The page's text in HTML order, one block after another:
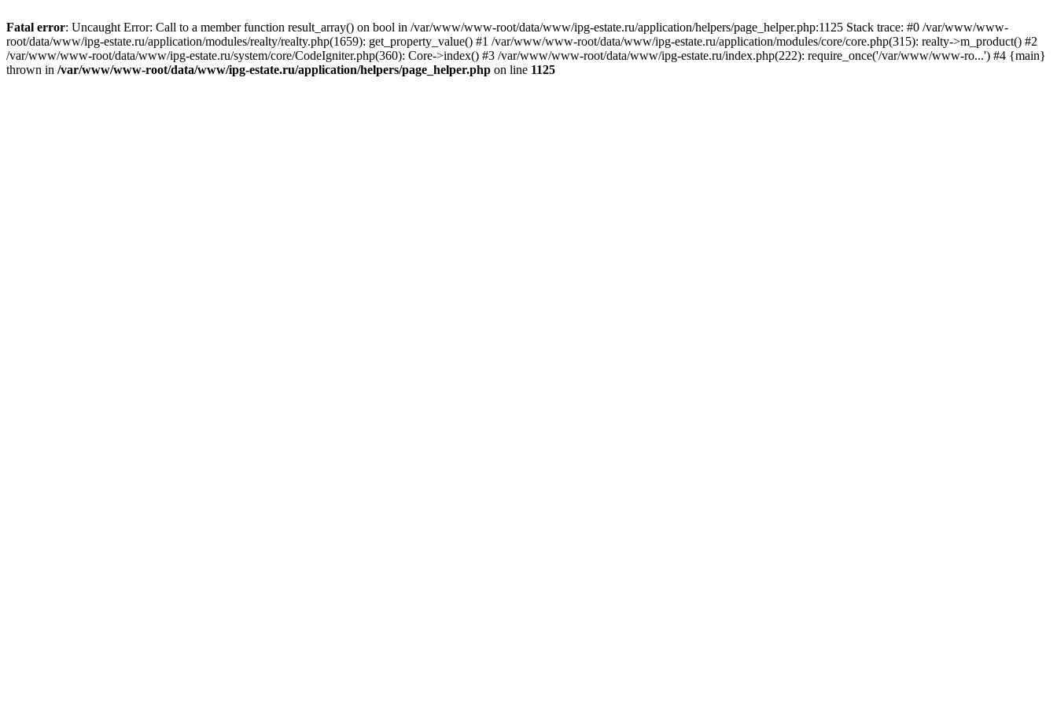
Fatal error: Uncaught Error: Call to a member function result_array() on bool in /var/www/www-root/data/www/ipg-estate.ru/application/helpers/page_helper.php:1125 Stack trace: #0 /var/www/www-
root/data/www/ipg-estate.ru/application/modules/realty/realty.php(1659): get_property_value() #1 /var/www/www-root/data/www/ipg-estate.ru/application/modules/core/core.php(315): realty->m_product() #2
/var/www/www-root/data/www/ipg-estate.ru/system/core/CodeIgniter.php(360): Core->index() #3 /var/www/www-root/data/www/ipg-estate.ru/index.php(222): require_once('/var/www/www-ro...') #4 {main}
thrown in /var/www/www-root/data/www/ipg-estate.ru/application/helpers/page_helper.php on line 1125